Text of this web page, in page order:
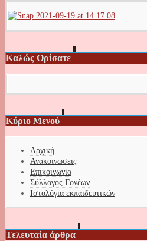
Καλώς Ορίσατε
Κύριο Μενού
Αρχική
Ανακοινώσεις
Επικοινωνία
Σύλλογος Γονέων
Ιστολόγια εκπαιδευτικών
Τελευταία άρθρα